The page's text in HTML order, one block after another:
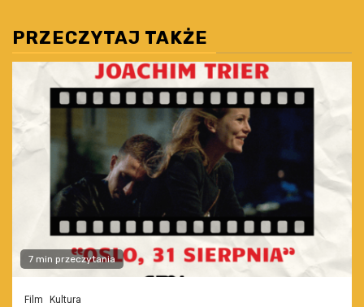
PRZECZYTAJ TAKŻE
7 min przeczytania
Film Kultura